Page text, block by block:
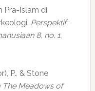
Pra-Islam di
Perspektif:
8, no. 1,
P., & Stone
The Meadows of